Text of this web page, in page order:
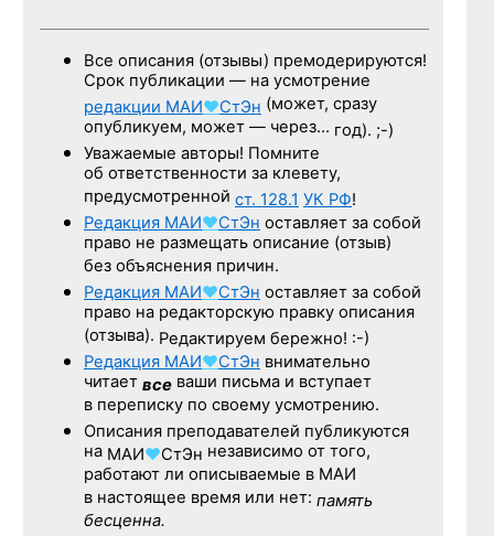
Все описания (отзывы) премодерируются!
Срок публикации — на усмотрение
редакции МАИ♥СтЭн (может, сразу
опубликуем, может — через… год). ;-)
Уважаемые авторы! Помните
об ответственности за клевету,
предусмотренной ст. 128.1 УК РФ!
Редакция МАИ♥СтЭн оставляет за собой
право не размещать описание (отзыв)
без объяснения причин.
Редакция МАИ♥СтЭн оставляет за собой
право на редакторскую правку описания
(отзыва). Редактируем бережно! :-)
Редакция МАИ♥СтЭн внимательно
читает все ваши письма и вступает
в переписку по своему усмотрению.
Описания преподавателей публикуются
на МАИ♥СтЭн независимо от того,
работают ли описываемые в МАИ
в настоящее время или нет: память
бесценна.